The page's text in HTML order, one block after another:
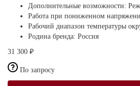
Дополнительные возможности:
Работа при пониженном
Рабочий диапазон температуры
Родина бренда: Россия
31 300 ₽
По запросу